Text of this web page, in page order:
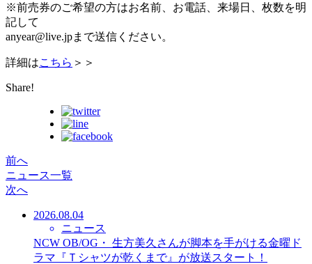
※前売券のご希望の方はお名前、お電話、来場日、枚数を明
記して
anyear@live.jpまで送信ください。
詳細はこちら ＞＞
Share!
前へ
ニュース一覧
次へ
2026.08.04
ニュース
NCW OB/OG・ 生方美久さんが脚本を手がける金曜ド
ラマ『Ｔシャツが乾くまで』が放送スタート！